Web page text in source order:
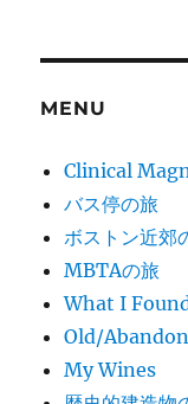
MENU
Clinical
バス停の旅
ボストン近郊
MBTAの旅
What I
Old/
My Wines